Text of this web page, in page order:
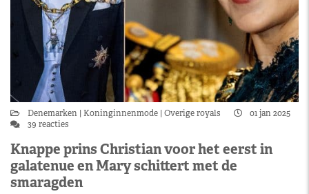
Denemarken Koninginnenmode Overige royals
01 jan 2025
39 reacties
Knappe prins Christian voor het eerst in
galatenue en Mary schittert met de
smaragden